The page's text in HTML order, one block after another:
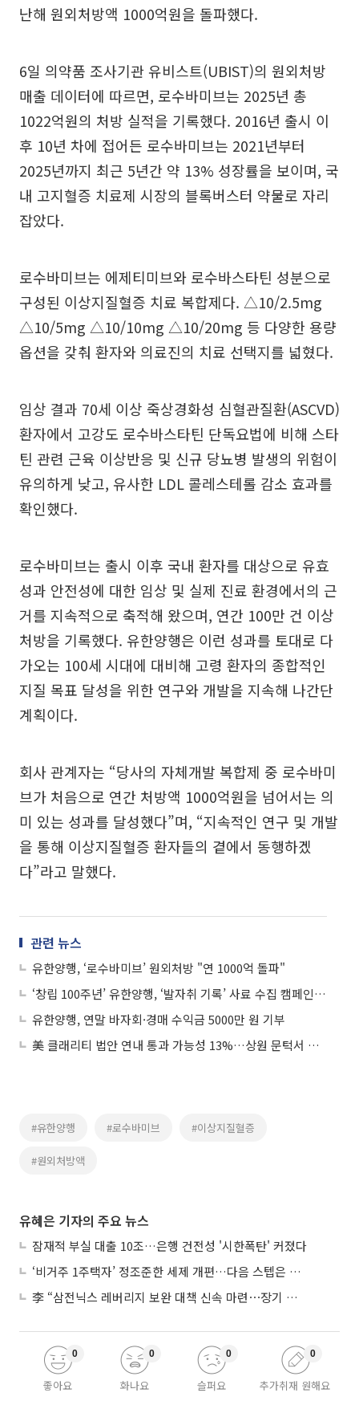
난해 원외처방액 1000억원을 돌파했다.
6일 의약품 조사기관 유비스트(UBIST)의 원외처방
매출 데이터에 따르면, 로수바미브는 2025년 총
1022억원의 처방 실적을 기록했다. 2016년 출시 이
후 10년 차에 접어든 로수바미브는 2021년부터
2025년까지 최근 5년간 약 13% 성장률을 보이며, 국
내 고지혈증 치료제 시장의 블록버스터 약물로 자리
잡았다.
로수바미브는 에제티미브와 로수바스타틴 성분으로
구성된 이상지질혈증 치료 복합제다. △10/2.5mg
△10/5mg △10/10mg △10/20mg 등 다양한 용량
옵션을 갖춰 환자와 의료진의 치료 선택지를 넓혔다.
임상 결과 70세 이상 죽상경화성 심혈관질환(ASCVD)
환자에서 고강도 로수바스타틴 단독요법에 비해 스타
틴 관련 근육 이상반응 및 신규 당뇨병 발생의 위험이
유의하게 낮고, 유사한 LDL 콜레스테롤 감소 효과를
확인했다.
로수바미브는 출시 이후 국내 환자를 대상으로 유효
성과 안전성에 대한 임상 및 실제 진료 환경에서의 근
거를 지속적으로 축적해 왔으며, 연간 100만 건 이상
처방을 기록했다. 유한양행은 이런 성과를 토대로 다
가오는 100세 시대에 대비해 고령 환자의 종합적인
지질 목표 달성을 위한 연구와 개발을 지속해 나간단
계획이다.
회사 관계자는 “당사의 자체개발 복합제 중 로수바미
브가 처음으로 연간 처방액 1000억원을 넘어서는 의
미 있는 성과를 달성했다”며, “지속적인 연구 및 개발
을 통해 이상지질혈증 환자들의 곁에서 동행하겠
다”라고 말했다.
관련 뉴스
유한양행, ‘로수바미브’ 원외처방 "연 1000억 돌파"
‘창립 100주년’ 유한양행, ‘발자취 기록’ 사료 수집 캠페인 진행
유한양행, 연말 바자회·경매 수익금 5000만 원 기부
美 클래리티 법안 연내 통과 가능성 13%…상원 문턱서 제동
#유한양행 #로수바미브 #이상지질혈증
#원외처방액
유혜은 기자의 주요 뉴스
잠재적 부실 대출 10조…은행 건전성 '시한폭탄' 커졌다
‘비거주 1주택자’ 정조준한 세제 개편…다음 스텝은 금융 대책
李 “삼전닉스 레버리지 보완 대책 신속 마련⋯장기 채무 과감히 탕감”
좋아요
0
화나요
0
슬퍼요
0
추가취재 원해요
0